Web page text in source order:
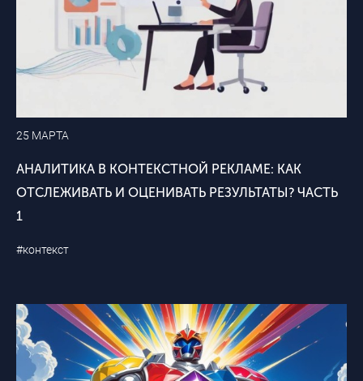
25 МАРТА
АНАЛИТИКА В КОНТЕКСТНОЙ РЕКЛАМЕ: КАК
ОТСЛЕЖИВАТЬ И ОЦЕНИВАТЬ РЕЗУЛЬТАТЫ? ЧАСТЬ
1
#контекст